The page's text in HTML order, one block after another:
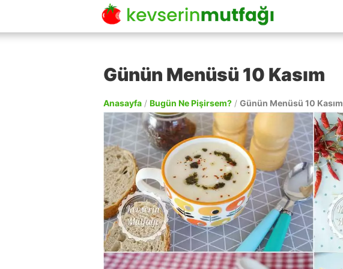
Günün Menüsü 10 Kasım
Anasayfa / Bugün Ne Pişirsem? / Günün Menüsü 10 Kasım